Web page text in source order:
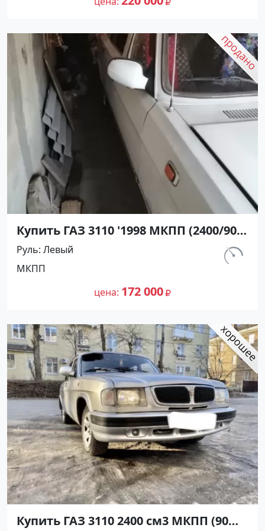
Купить ГАЗ 3110 '1998 МКПП (2400/90
л.с.) Бензин карбюратор Кореновск
цвет Белый Седан по цене 172000
рублей, объявление №21275 на сайте
Авторынок23
км.
Руль Левый
МКПП
цена 172 000
Купить ГАЗ 3110 2400 см3 МКПП (90